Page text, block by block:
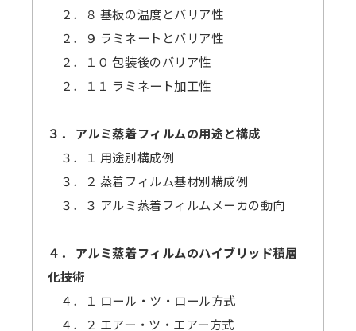
２．８ 基板の温度とバリア性
２．９ ラミネートとバリア性
２．１０ 包装後のバリア性
２．１１ ラミネート加工性
３． アルミ蒸着フィルムの用途と構成
３．１ 用途別構成例
３．２ 蒸着フィルム基材別構成例
３．３ アルミ蒸着フィルムメーカの動向
４． アルミ蒸着フィルムのハイブリッド積層
化技術
４．１ ロール・ツ・ロール方式
４．２ エアー・ツ・エアー方式